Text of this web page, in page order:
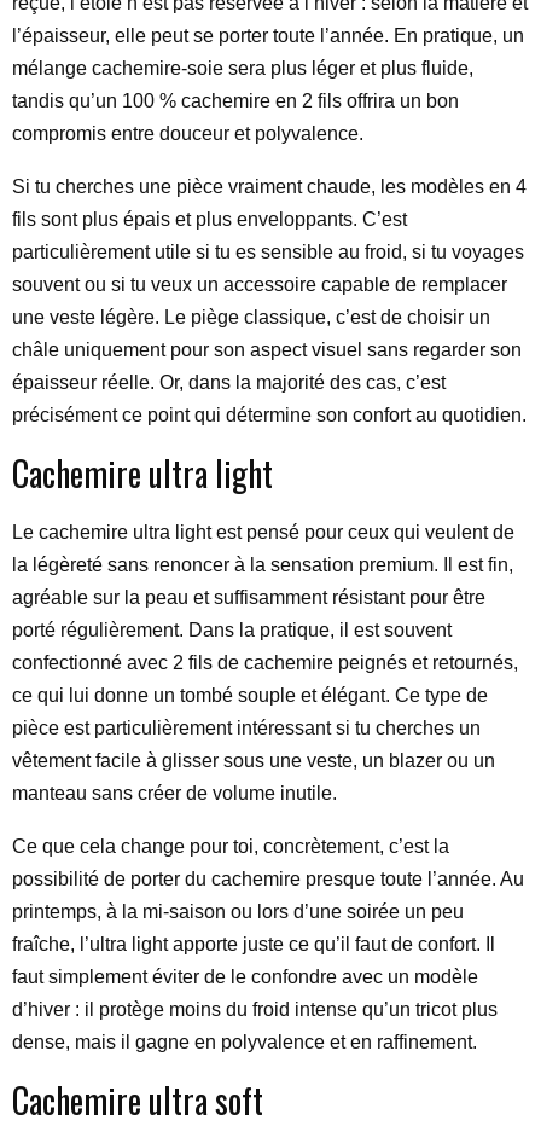
l’épaisseur, elle peut se porter toute l’année. En pratique, un
mélange cachemire-soie sera plus léger et plus fluide,
tandis qu’un 100 % cachemire en 2 fils offrira un bon
compromis entre douceur et polyvalence.
Si tu cherches une pièce vraiment chaude, les modèles en 4
fils sont plus épais et plus enveloppants. C’est
particulièrement utile si tu es sensible au froid, si tu voyages
souvent ou si tu veux un accessoire capable de remplacer
une veste légère. Le piège classique, c’est de choisir un
châle uniquement pour son aspect visuel sans regarder son
épaisseur réelle. Or, dans la majorité des cas, c’est
précisément ce point qui détermine son confort au quotidien.
Cachemire ultra light
Le cachemire ultra light est pensé pour ceux qui veulent de
la légèreté sans renoncer à la sensation premium. Il est fin,
agréable sur la peau et suffisamment résistant pour être
porté régulièrement. Dans la pratique, il est souvent
confectionné avec 2 fils de cachemire peignés et retournés,
ce qui lui donne un tombé souple et élégant. Ce type de
pièce est particulièrement intéressant si tu cherches un
vêtement facile à glisser sous une veste, un blazer ou un
manteau sans créer de volume inutile.
Ce que cela change pour toi, concrètement, c’est la
possibilité de porter du cachemire presque toute l’année. Au
printemps, à la mi-saison ou lors d’une soirée un peu
fraîche, l’ultra light apporte juste ce qu’il faut de confort. Il
faut simplement éviter de le confondre avec un modèle
d’hiver : il protège moins du froid intense qu’un tricot plus
dense, mais il gagne en polyvalence et en raffinement.
Cachemire ultra soft